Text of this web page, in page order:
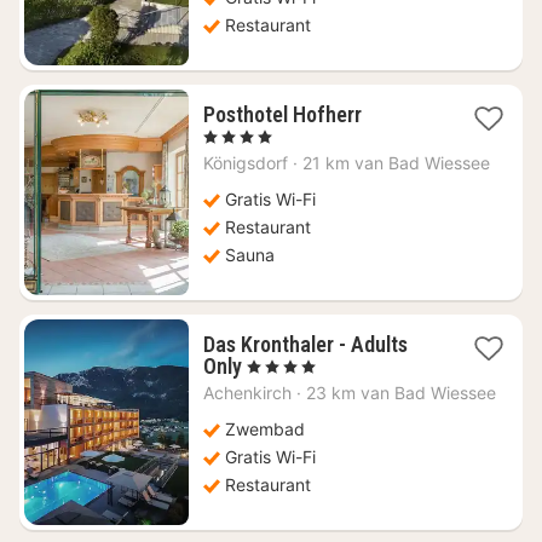
Restaurant
Posthotel Hofherr1
vanaf
, 4 Sterren
Königsdorf · 21 km van Bad Wiessee
Gratis Wi-Fi
Restaurant
Sauna
Das Kronthaler - Adults
Only1
nacht
€
248,18
, 4 Sterren
Achenkirch · 23 km van Bad Wiessee
Zwembad
Gratis Wi-Fi
Restaurant